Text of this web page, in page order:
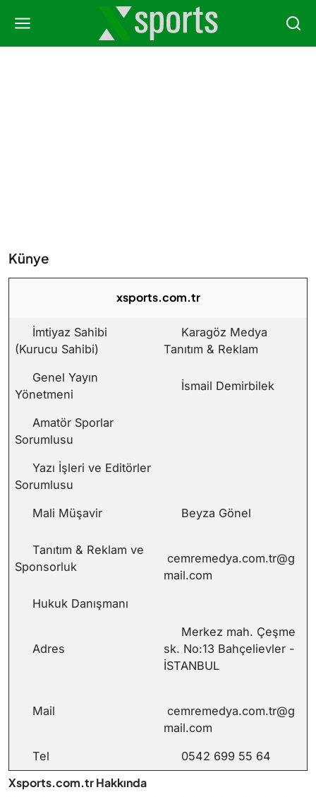
Künye
xsports.com.tr
İmtiyaz Sahibi
(Kurucu Sahibi)
Karagöz Medya
Tanıtım & Reklam
Genel Yayın
Yönetmeni
İsmail Demirbilek
Amatör Sporlar
Sorumlusu
Yazı İşleri ve Editörler
Sorumlusu
Mali Müşavir
Beyza Gönel
Tanıtım & Reklam ve
Sponsorluk
cemremedya.com.tr@g
mail.com
Hukuk Danışmanı
Adres
Merkez mah. Çeşme
sk. No:13 Bahçelievler -
İSTANBUL
Mail
cemremedya.com.tr@g
mail.com
Tel
0542 699 55 64
Xsports.com.tr Hakkında